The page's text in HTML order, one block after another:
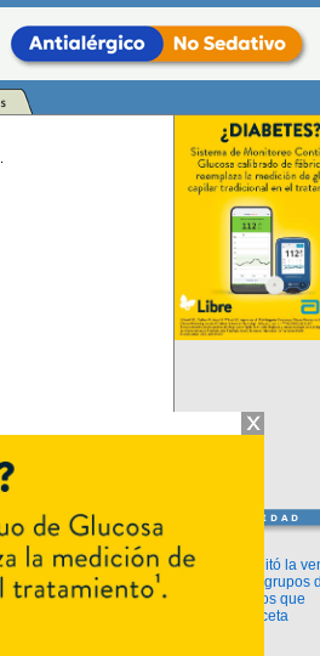
Información
ANMAT habilitó la
libre de diez grupos
medicamentos que
requerían receta